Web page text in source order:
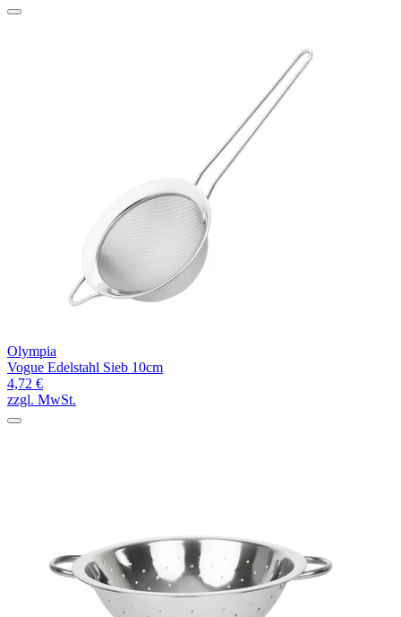
Olympia
Vogue Edelstahl Sieb 10cm
4,72 €
zzgl. MwSt.